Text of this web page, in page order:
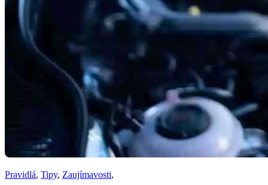
Pravidlá, Tipy, Zaujímavosti,